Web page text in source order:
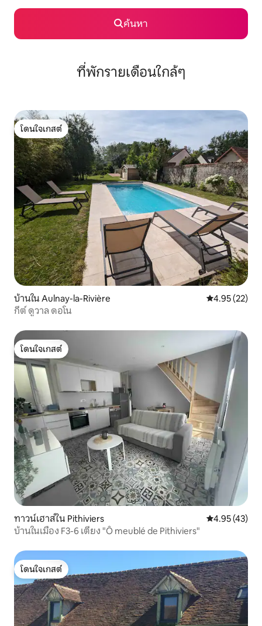
ค้นหา
ที่พักรายเดือนใกล้ๆ
โดนใจเกสต์
โดนใจเกสต์
บ้านใน Aulnay-la-Rivière คะแนนเฉลี่ย
4.95 (22)
กีต์ ดูวาล ดอโน
โดนใจเกสต์
โดนใจเกสต์
ทาวน์เฮาส์ใน Pithiviers คะแนนเฉลี่ย
4.95 (43)
บ้านในเมือง F3-6 เตียง "Ô meublé de Pithiviers"
โดนใจเกสต์
โดนใจเกสต์